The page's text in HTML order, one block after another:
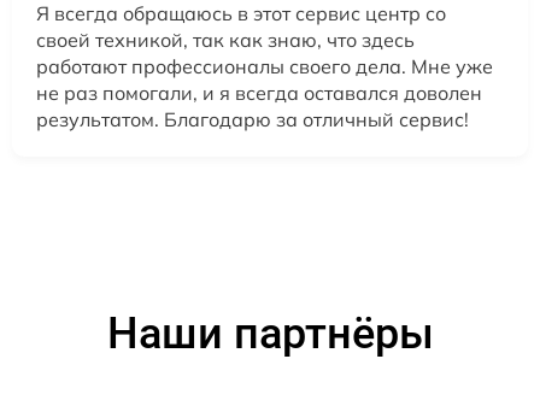
Я всегда обращаюсь в этот сервис центр со
своей техникой, так как знаю, что здесь
работают профессионалы своего дела. Мне уже
не раз помогали, и я всегда оставался доволен
результатом. Благодарю за отличный сервис!
Наши партнёры